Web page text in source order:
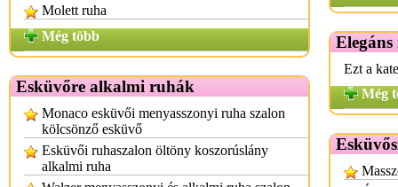
Molett ruha
Még több
Esküvőre alkalmi ruhák
Monaco esküvői menyasszonyi ruha szalon
kölcsönző esküvő
Esküvői ruhaszalon öltöny koszorúslány
alkalmi ruha
Ezt a
Még